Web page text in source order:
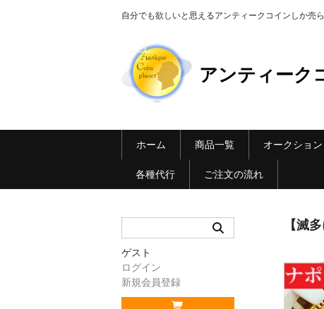
自分でも欲しいと思えるアンティークコインしか売
アンティーク
ホーム 商品一覧 オークション
各種代行 ご注文の流れ
ゲスト
ログイン
新規会員登録
【滅